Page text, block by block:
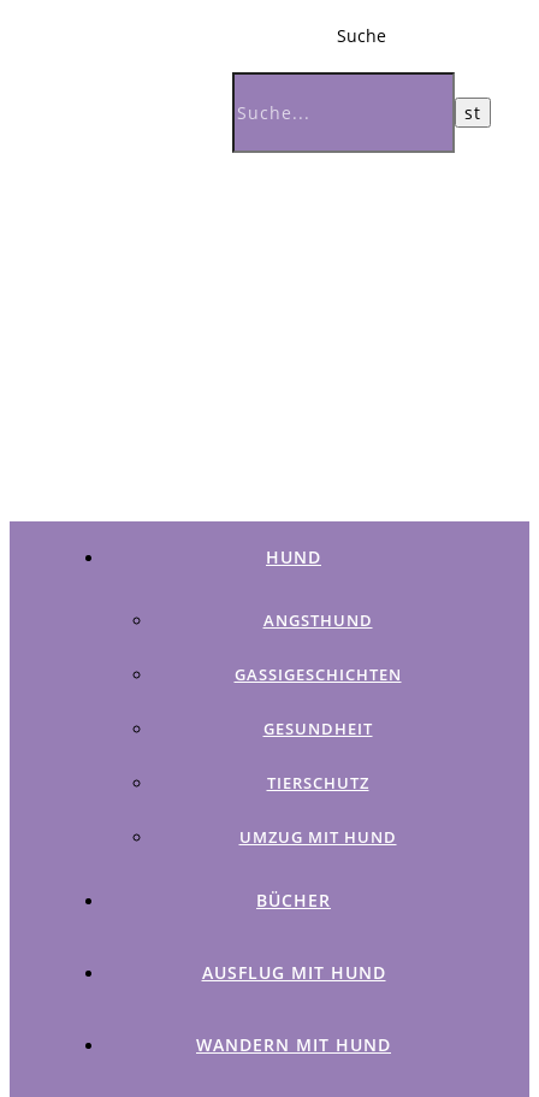
Suche
HUND
ANGSTHUND
GASSIGESCHICHTEN
GESUNDHEIT
TIERSCHUTZ
UMZUG MIT HUND
BÜCHER
AUSFLUG MIT HUND
WANDERN MIT HUND